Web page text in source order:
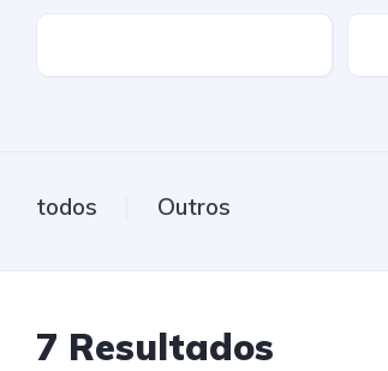
todos Outros
7 Resultados